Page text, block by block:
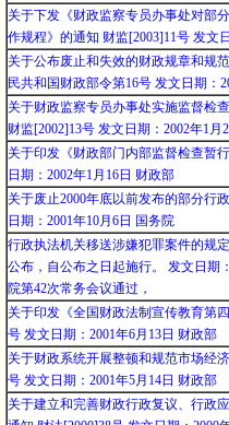
关于下发《财政监察专员办事处对部
作规程》的通知 财监[2003]11号 发文
关于公布废止和失效的财政规章和规
民共和国财政部令第16号 发文日期：
关于财政监察专员办事处实施监督检
财监[2002]13号 发文日期：2002年1月
关于印发《财政部门内部监督检查暂
日期：2002年1月16日 财政部
关于废止2000年底以前发布的部分行
日期：2001年10月6日 国务院
行政执法机关移送涉嫌犯罪案件的规
公布，自公布之日起施行。 发文日期
院第42次常务会议通过，
关于印发《全国财政法制宣传教育第
号 发文日期：2001年6月13日 财政部
关于财政系统开展整顿和规范市场经
号 发文日期：2001年5月14日 财政部
关于建立和完善财政行政复议、行政